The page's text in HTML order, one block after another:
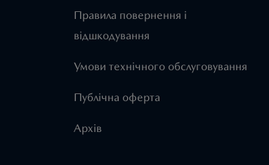
Правила повернення і
відшкодування
Умови технічного обслуговування
Публічна оферта
Архів